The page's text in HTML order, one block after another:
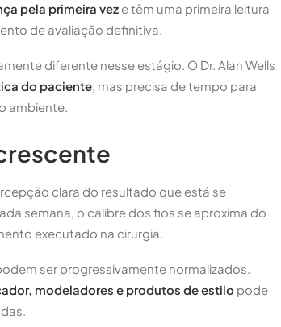
pela primeira vez e têm uma primeira leitura
de avaliação definitiva.
diferente nesse estágio. O Dr. Alan Wells
do paciente, mas precisa de tempo para
ambiente.
clara do resultado que está se
semana, o calibre dos fios se aproxima do
executado na cirurgia.
ser progressivamente normalizados.
modeladores e produtos de estilo pode